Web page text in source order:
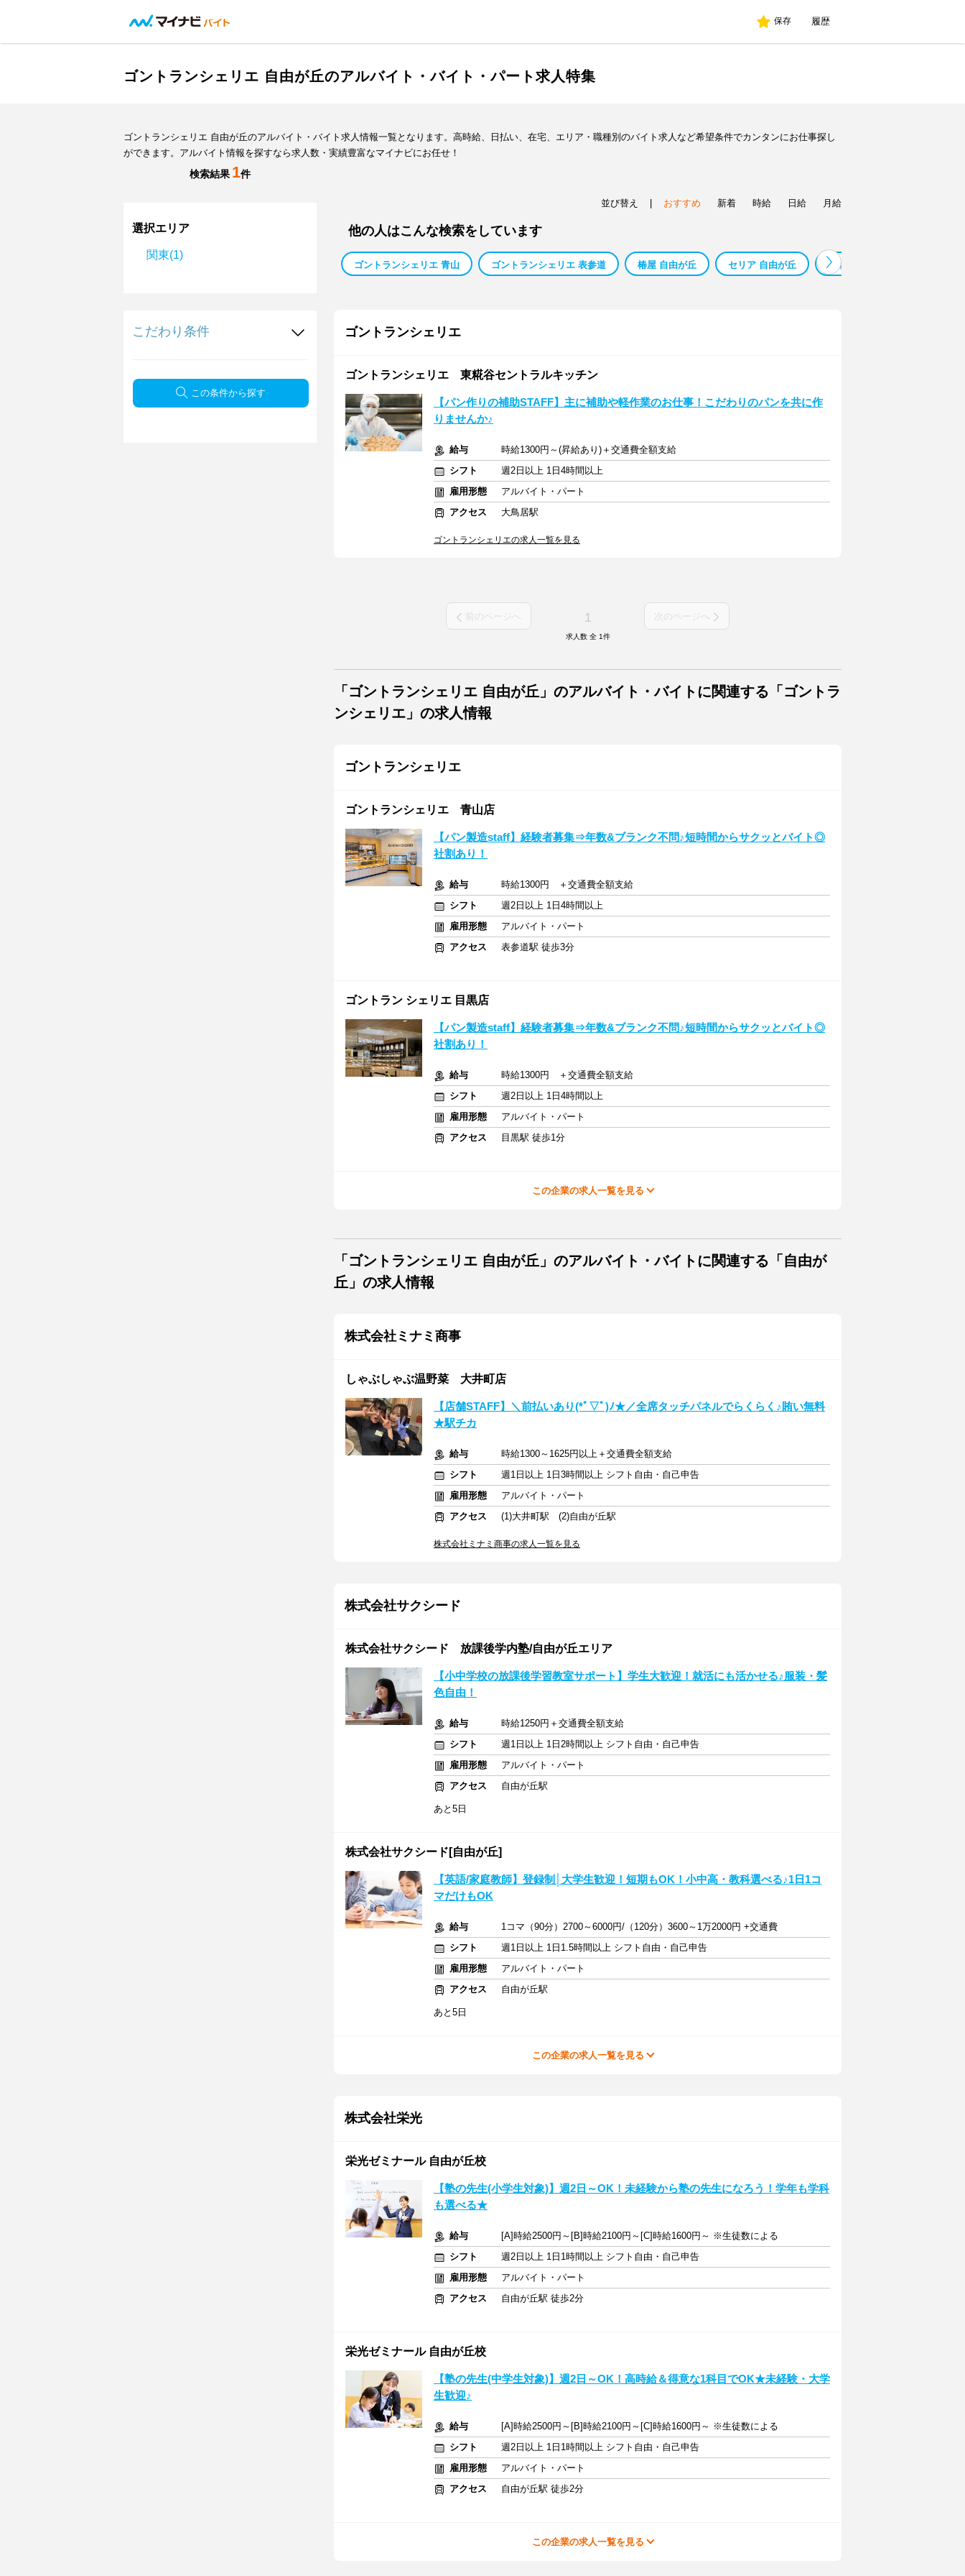
保存 履歴
ゴントランシェリエ 自由が丘のアルバイト・バイト・パート求人特集
ゴントランシェリエ 自由が丘のアルバイト・バイト求人情報一覧となります。高時給、日払い、在宅、エリア・職種別のバイト求人など希望条件でカンタンにお仕事探し
ができます。アルバイト情報を探すなら求人数・実績豊富なマイナビにお任せ！
検索結果 1件
選択エリア
関東(1)
こだわり条件
この条件から探す
並び替え おすすめ 新着 時給 日給 月給
他の人はこんな検索をしています
ゴントランシェリエ 青山 ゴントランシェリエ 表参道 椿屋 自由が丘 セリア 自由が丘 鼎泰豊 自由が丘
ゴントランシェリエ
ゴントランシェリエ 東糀谷セントラルキッチン
【パン作りの補助STAFF】主に補助や軽作業のお仕事！こだわりのパンを共に作
りませんか♪
給与
時給1300円～(昇給あり)＋交通費全額支給
シフト
週2日以上 1日4時間以上
雇用形態
アルバイト・パート
アクセス
大鳥居駅
ゴントランシェリエの求人一覧を見る
前のページへ 1 次のページへ
求人数 全 1件
「ゴントランシェリエ 自由が丘」のアルバイト・バイトに関連する「ゴントラ
ンシェリエ」の求人情報
ゴントランシェリエ
ゴントランシェリエ 青山店
【パン製造staff】経験者募集⇒年数&ブランク不問♪短時間からサクッとバイト◎
社割あり！
給与
時給1300円 ＋交通費全額支給
シフト
週2日以上 1日4時間以上
雇用形態
アルバイト・パート
アクセス
表参道駅 徒歩3分
ゴントラン シェリエ 目黒店
【パン製造staff】経験者募集⇒年数&ブランク不問♪短時間からサクッとバイト◎
社割あり！
給与
時給1300円 ＋交通費全額支給
シフト
週2日以上 1日4時間以上
雇用形態
アルバイト・パート
アクセス
目黒駅 徒歩1分
この企業の求人一覧を見る
「ゴントランシェリエ 自由が丘」のアルバイト・バイトに関連する「自由が
丘」の求人情報
株式会社ミナミ商事
しゃぶしゃぶ温野菜 大井町店
【店舗STAFF】＼前払いあり(*ﾟ▽ﾟ)ﾉ★／全席タッチパネルでらくらく♪賄い無料
★駅チカ
給与
時給1300～1625円以上＋交通費全額支給
シフト
週1日以上 1日3時間以上 シフト自由・自己申告
雇用形態
アルバイト・パート
アクセス
(1)大井町駅 (2)自由が丘駅
株式会社ミナミ商事の求人一覧を見る
株式会社サクシード
株式会社サクシード 放課後学内塾/自由が丘エリア
【小中学校の放課後学習教室サポート】学生大歓迎！就活にも活かせる♪服装・髪
色自由！
給与
時給1250円＋交通費全額支給
シフト
週1日以上 1日2時間以上 シフト自由・自己申告
雇用形態
アルバイト・パート
アクセス
自由が丘駅
あと5日
株式会社サクシード[自由が丘]
【英語/家庭教師】登録制│大学生歓迎！短期もOK！小中高・教科選べる♪1日1コ
マだけもOK
給与
1コマ（90分）2700～6000円/（120分）3600～1万2000円 +交通費
シフト
週1日以上 1日1.5時間以上 シフト自由・自己申告
雇用形態
アルバイト・パート
アクセス
自由が丘駅
あと5日
この企業の求人一覧を見る
株式会社栄光
栄光ゼミナール 自由が丘校
【塾の先生(小学生対象)】週2日～OK！未経験から塾の先生になろう！学年も学科
も選べる★
給与
[A]時給2500円～[B]時給2100円～[C]時給1600円～ ※生徒数による
シフト
週2日以上 1日1時間以上 シフト自由・自己申告
雇用形態
アルバイト・パート
アクセス
自由が丘駅 徒歩2分
栄光ゼミナール 自由が丘校
【塾の先生(中学生対象)】週2日～OK！高時給＆得意な1科目でOK★未経験・大学
生歓迎♪
給与
[A]時給2500円～[B]時給2100円～[C]時給1600円～ ※生徒数による
シフト
週2日以上 1日1時間以上 シフト自由・自己申告
雇用形態
アルバイト・パート
アクセス
自由が丘駅 徒歩2分
この企業の求人一覧を見る